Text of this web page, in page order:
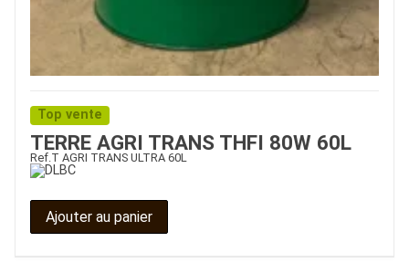
Top vente
TERRE AGRI TRANS THFI 80W 60L
Ref. T AGRI TRANS ULTRA 60L
Ajouter au panier